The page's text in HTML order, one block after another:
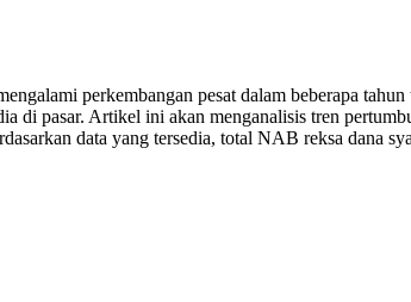
perkembangan pesat dalam beberapa
di pasar. Artikel ini akan menganalisis tren
data yang tersedia, total NAB reksa dana